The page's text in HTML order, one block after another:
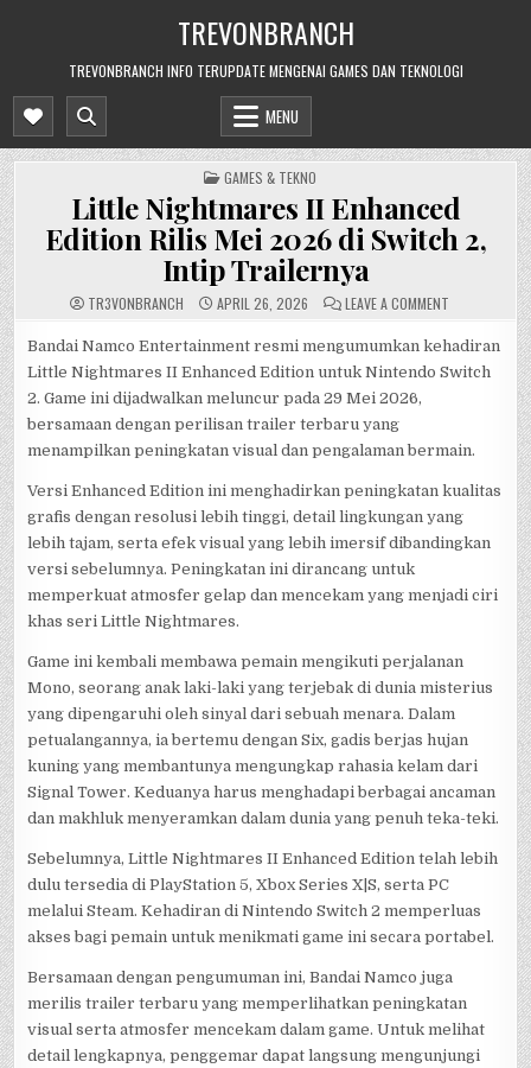
TREVONBRANCH
TREVONBRANCH INFO TERUPDATE MENGENAI GAMES DAN TEKNOLOGI
MENU
POSTED
IN
GAMES & TEKNO
Little Nightmares II Enhanced
Edition Rilis Mei 2026 di Switch 2,
Intip Trailernya
TR3V0NBRANCH APRIL 26, 2026 LEAVE A COMMENT
NIGHTMARES
II
EDITION
SWITCH
2,
TRAILERNYA
Bandai Namco Entertainment resmi mengumumkan kehadiran
Little Nightmares II Enhanced Edition untuk Nintendo Switch
2. Game ini dijadwalkan meluncur pada 29 Mei 2026,
bersamaan dengan perilisan trailer terbaru yang
menampilkan peningkatan visual dan pengalaman bermain.
Versi Enhanced Edition ini menghadirkan peningkatan kualitas
grafis dengan resolusi lebih tinggi, detail lingkungan yang
lebih tajam, serta efek visual yang lebih imersif dibandingkan
versi sebelumnya. Peningkatan ini dirancang untuk
memperkuat atmosfer gelap dan mencekam yang menjadi ciri
khas seri Little Nightmares.
Game ini kembali membawa pemain mengikuti perjalanan
Mono, seorang anak laki-laki yang terjebak di dunia misterius
yang dipengaruhi oleh sinyal dari sebuah menara. Dalam
petualangannya, ia bertemu dengan Six, gadis berjas hujan
kuning yang membantunya mengungkap rahasia kelam dari
Signal Tower. Keduanya harus menghadapi berbagai ancaman
dan makhluk menyeramkan dalam dunia yang penuh teka-teki.
Sebelumnya, Little Nightmares II Enhanced Edition telah lebih
dulu tersedia di PlayStation 5, Xbox Series X|S, serta PC
melalui Steam. Kehadiran di Nintendo Switch 2 memperluas
akses bagi pemain untuk menikmati game ini secara portabel.
Bersamaan dengan pengumuman ini, Bandai Namco juga
merilis trailer terbaru yang memperlihatkan peningkatan
visual serta atmosfer mencekam dalam game. Untuk melihat
detail lengkapnya, penggemar dapat langsung mengunjungi